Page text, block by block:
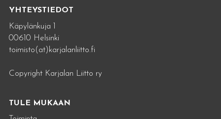
YHTEYSTIEDOT
Käpylänkuja 1
00610 Helsinki
toimisto(at)karjalanliitto.fi
Copyright Karjalan Liitto ry
TULE MUKAAN